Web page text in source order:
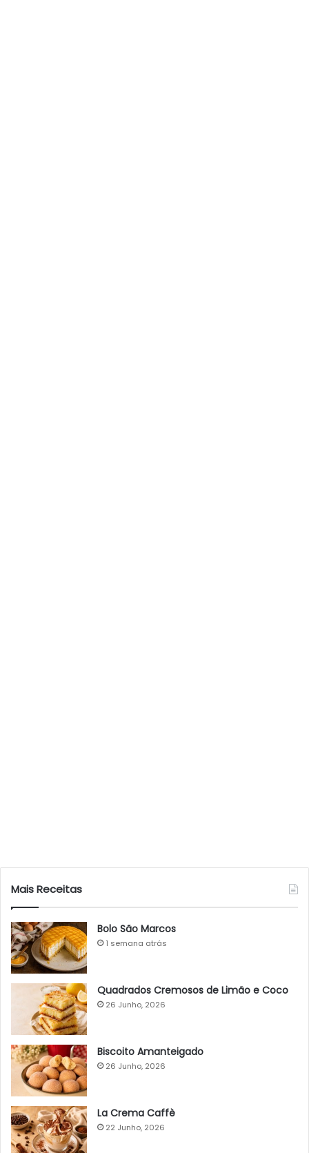
Mais Receitas
Bolo São Marcos
1 semana atrás
Quadrados Cremosos de Limão e Coco
26 Junho, 2026
Biscoito Amanteigado
26 Junho, 2026
La Crema Caffè
22 Junho, 2026